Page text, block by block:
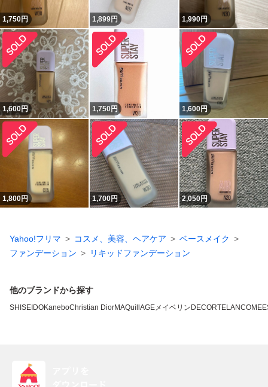
1,750円 1,899円 1,990円
1,600円 1,750円 1,600円
1,800円 1,700円 2,050円
Yahoo!フリマ コスメ、美容、ヘアケア
ベースメイク
ファンデーション
リキッドファンデーション
他のブランドから探す
SHISEIDOKaneboChristian DiorMAQuillAGEメイベリン DECORTELANCOME